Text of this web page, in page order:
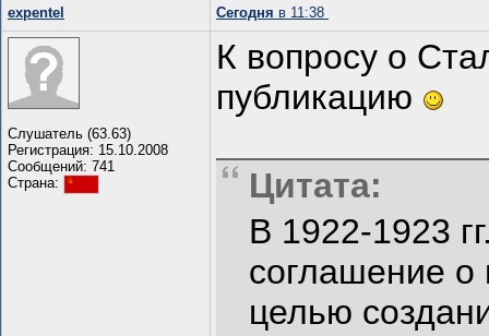
expentel Сегодня в 11:38
Слушатель (63.63)
Регистрация: 15.10.2008
Сообщений: 741
Страна:
К вопросу о
публикацию
Цитата:
В 1922-1923
соглашение о
целью